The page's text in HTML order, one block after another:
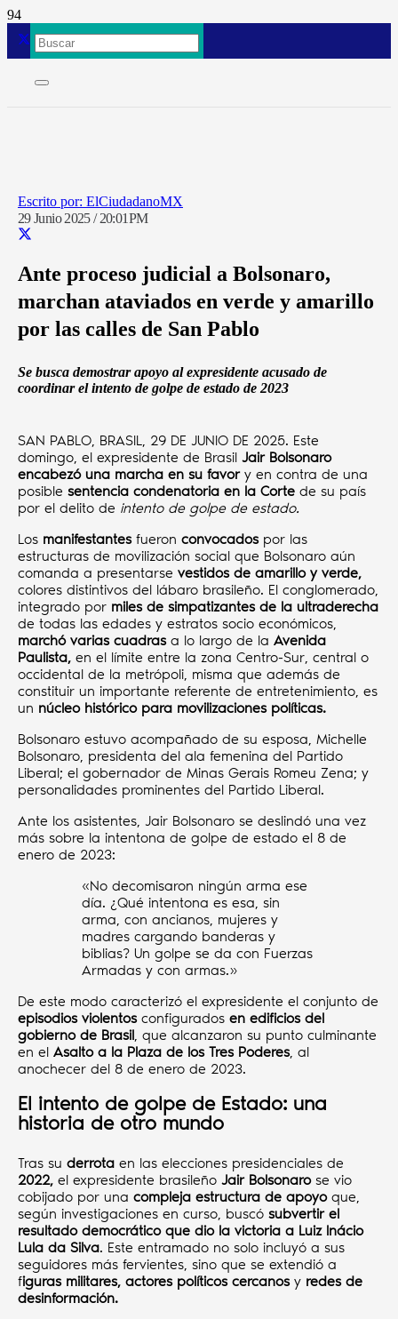
ElCiudadanoMX
29 Junio 2025 / 20:01PM
Ante proceso judicial a Bolsonaro,
marchan ataviados en verde y amarillo
por las calles de San Pablo
Se busca demostrar apoyo al expresidente acusado de
coordinar el intento de golpe de estado de 2023
SAN PABLO, BRASIL, 29 DE JUNIO DE 2025. Este
domingo, el expresidente de Brasil Jair Bolsonaro
encabezó una marcha en su favory en contra de una
posible sentencia condenatoria en la Corte de su país
por el delito de intento de golpe de estado.
Los manifestantes fueron convocadospor las
estructuras de movilización social que Bolsonaro aún
comanda a presentarse vestidos de amarillo y verde,
colores distintivos del lábaro brasileño. El conglomerado,
integrado por miles de simpatizantes de la ultraderecha
de todas las edades y estratos socio económicos,
marchó varias cuadrasa lo largo de la Avenida
Paulista, en el límite entre la zona Centro-Sur, central o
occidental de la metrópoli, misma que además de
constituir un importante referente de entretenimiento, es
un núcleo histórico para movilizaciones políticas.
Bolsonaro estuvo acompañado de su esposa, Michelle
Bolsonaro, presidenta del ala femenina del Partido
Liberal; el gobernador de Minas Gerais Romeu Zena; y
personalidades prominentes del Partido Liberal.
Ante los asistentes, Jair Bolsonaro se deslindó una vez
más sobre la intentona de golpe de estado el 8 de
enero de 2023:
«No decomisaron ningún arma ese
día. ¿Qué intentona es esa, sin
arma, con ancianos, mujeres y
madres cargando banderas y
biblias? Un golpe se da con Fuerzas
Armadas y con armas.»
De este modo caracterizó el expresidente el conjunto de
episodios violentos configurados en edificios del
gobierno de Brasil, que alcanzaron su punto culminante
en el Asalto a la Plaza de los Tres Poderes, al
anochecer del 8 de enero de 2023.
El intento de golpe de Estado: una
historia de otro mundo
Tras su derrota en las elecciones presidenciales de
2022, el expresidente brasileño Jair Bolsonarose vio
cobijado por una compleja estructura de apoyoque,
según investigaciones en curso, buscó subvertir el
resultado democrático que dio la victoria a Luiz Inácio
Lula da Silva. Este entramado no solo incluyó a sus
seguidores más fervientes, sino que se extendió a
figuras militares, actores políticos cercanos y redes de
desinformación.